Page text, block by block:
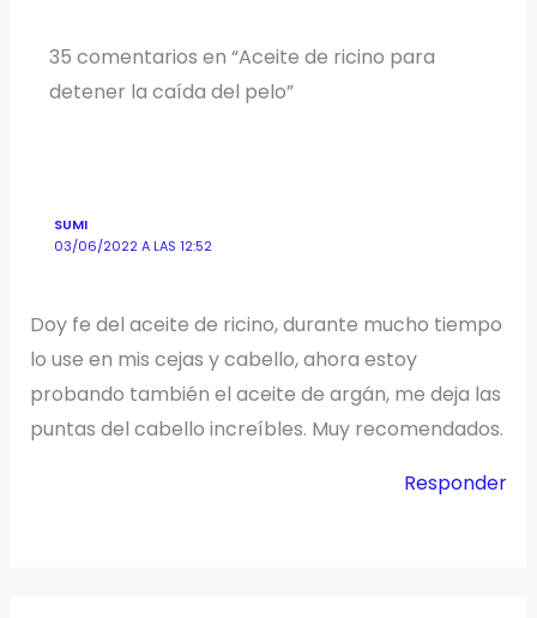
35 comentarios en “Aceite de ricino para
detener la caída del pelo”
SUMI
03/06/2022 A LAS 12:52
Doy fe del aceite de ricino, durante mucho tiempo
lo use en mis cejas y cabello, ahora estoy
probando también el aceite de argán, me deja las
puntas del cabello increíbles. Muy recomendados.
Responder